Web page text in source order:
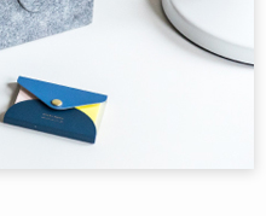
クス公式通販サイ